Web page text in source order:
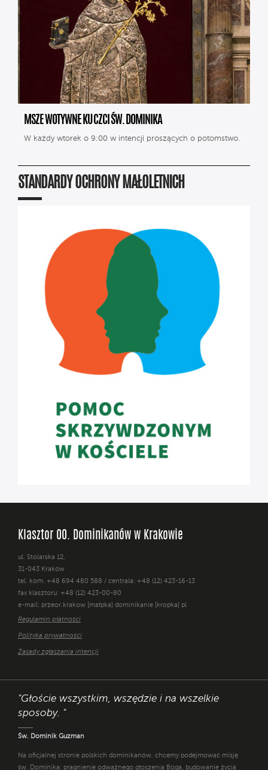
MSZE WOTYWNE KU CZCI ŚW. DOMINIKA
W każdy wtorek o 9:00 w intencji proszących o potomstwo.
STANDARDY OCHRONY MAŁOLETNICH
Klasztor OO. Dominikanów w Krakowie
ul. Stolarska 12,
31-043 Kraków
tel. kom. +48 694 480 588 / centrala: +48 (12) 423-16-13
fax klasztoru: +48 (12) 423-00-80
e-mail: przeor.krakow [małpka] dominikanie [kropka] pl
Regulamin płatności
Polityka prywatności
Zasady zgłaszania intencji
"Głoście wszystkim, wszędzie i na wszelkie
sposoby. "
Św. Dominik Guzman
Na oficjalnej stronie polskich dominikanów, chcemy podejmować misję
św. Dominika: pragnienie odważnego głoszenia Boga, budowanie życia